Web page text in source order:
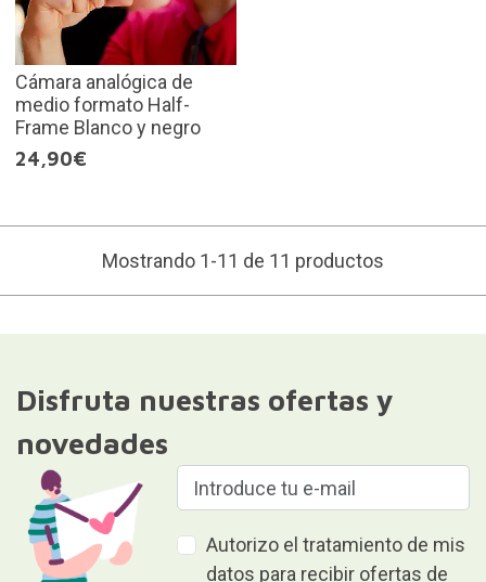
Cámara analógica de
medio formato Half-
Frame Blanco y negro
24,90€
Mostrando 1-11 de 11 productos
Disfruta nuestras ofertas y
novedades
Autorizo el tratamiento de mis
datos para recibir ofertas de